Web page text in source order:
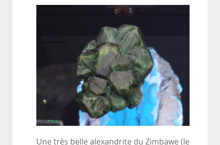
Une très belle alexandrite du Zimbawe (le